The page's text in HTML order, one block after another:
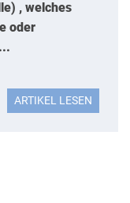
, welches
oder
ARTIKEL LESEN